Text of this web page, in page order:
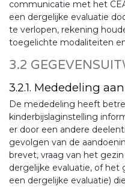
communicatie met het
een dergelijke evaluatie
te verlopen, rekening
toegelichte modaliteiten
3.2
3.2.1. Mededeling
De mededeling heeft
kinderbijslaginstelling
er door een andere
gevolgen van de
brevet, vraag van het
dergelijke evaluatie, of het
een dergelijke evaluatie)